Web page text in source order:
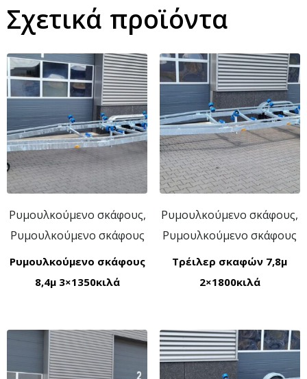
Σχετικά προϊόντα
Ρυμουλκούμενο σκάφους,
Ρυμουλκούμενο σκάφους
Ρυμουλκούμενο σκάφους
8,4μ 3×1350κιλά
Ρυμουλκούμενο σκάφους,
Ρυμουλκούμενο σκάφους
Τρέιλερ σκαφών 7,8μ
2×1800κιλά